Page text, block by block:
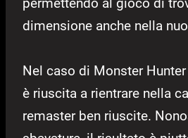
permettendo al gioco di
dimensione anche nella
Nel caso di Monster
è riuscita a rientrare nella
remaster ben riuscite.